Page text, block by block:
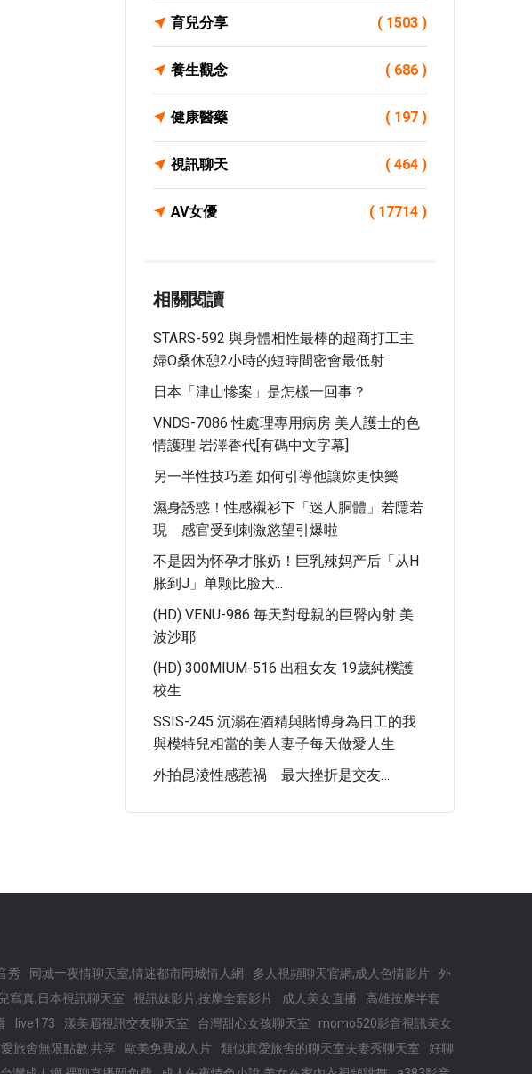
育兒分享 ( 1503 )
養生觀念 ( 686 )
健康醫藥 ( 197 )
視訊聊天 ( 464 )
AV女優 ( 17714 )
相關閱讀
STARS-592 與身體相性最棒的超商打工主
婦O桑休憩2小時的短時間密會最低射
日本「津山慘案」是怎樣一回事？
VNDS-7086 性處理專用病房 美人護士的色
情護理 岩澤香代[有碼中文字幕]
另一半性技巧差 如何引導他讓妳更快樂
濕身誘惑！性感襯衫下「迷人胴體」若隱若
現 感官受到刺激慾望引爆啦
不是因为怀孕才胀奶！巨乳辣妈产后「从H
胀到J」单颗比脸大...
(HD) VENU-986 毎天對母親的巨臀內射 美
波沙耶
(HD) 300MIUM-516 出租女友 19歲純樸護
校生
SSIS-245 沉溺在酒精與賭博身為日工的我
與模特兒相當的美人妻子每天做愛人生
外拍昆淩性感惹禍 最大挫折是交友…
秀 同城一夜情聊天室,情迷都市同城情人網 多人視頻聊天官網,成人色情影片
外
寫真,日本視訊聊天室 視訊妹影片,按摩全套影片 成人美女直播
高雄按摩半套
live173 漾美眉視訊交友聊天室 台灣甜心女孩聊天室
momo520影音視訊美女
旅舍無限點數 共享 歐美免費成人片 類似真愛旅舍的聊天室夫妻秀聊天室
好聊